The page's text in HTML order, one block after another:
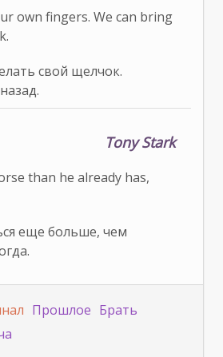
own fingers. We can bring
свой щелчок.
Tony Stark
than he already has,
еще больше, чем
Прошлое Брать